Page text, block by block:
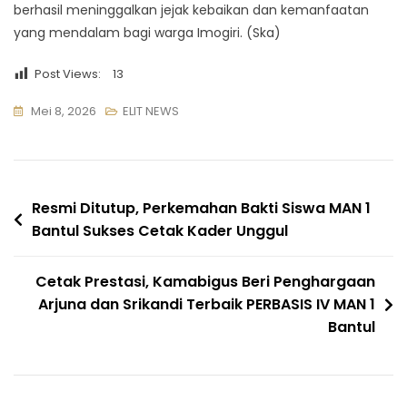
berhasil meninggalkan jejak kebaikan dan kemanfaatan
yang mendalam bagi warga Imogiri. (Ska)
Post Views: 13
Mei 8, 2026 ELIT NEWS
Navigasi
pos
Resmi Ditutup, Perkemahan Bakti Siswa MAN 1
Bantul Sukses Cetak Kader Unggul
Cetak Prestasi, Kamabigus Beri Penghargaan
Arjuna dan Srikandi Terbaik PERBASIS IV MAN 1
Bantul